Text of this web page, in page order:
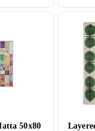
50x80